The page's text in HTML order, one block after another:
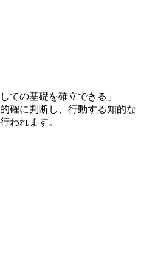
ての基礎を確立できる」
確に判断し、行動する知的な
われます。